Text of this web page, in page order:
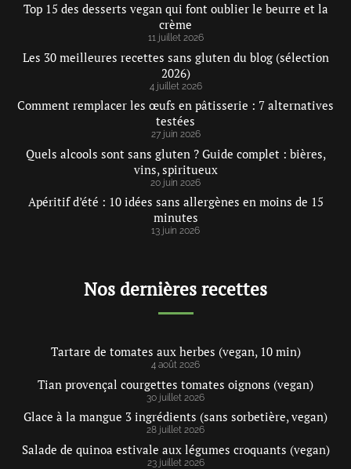
Top 15 des desserts vegan qui font oublier le beurre et la
crème
11 juillet 2026
Les 30 meilleures recettes sans gluten du blog (sélection
2026)
4 juillet 2026
Comment remplacer les œufs en pâtisserie : 7 alternatives
testées
27 juin 2026
Quels alcools sont sans gluten ? Guide complet : bières,
vins, spiritueux
20 juin 2026
Apéritif d’été : 10 idées sans allergènes en moins de 15
minutes
13 juin 2026
Nos dernières recettes
Tartare de tomates aux herbes (vegan, 10 min)
4 août 2026
Tian provençal courgettes tomates oignons (vegan)
30 juillet 2026
Glace à la mangue 3 ingrédients (sans sorbetière, vegan)
28 juillet 2026
Salade de quinoa estivale aux légumes croquants (vegan)
23 juillet 2026